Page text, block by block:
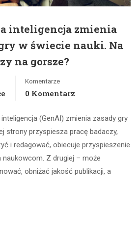
inteligencja zmienia
w świecie nauki. Na
na gorsze?
Komentarze
0 Komentarz
(GenAI) zmienia zasady gry
strony przyspiesza pracę badaczy,
i redagować, obiecuje przyspieszenie
naukowcom. Z drugiej – może
obniżać jakość publikacji, a